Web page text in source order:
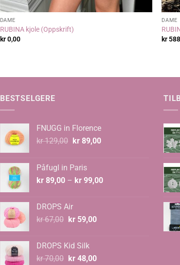
DAME
RUBINA kjole (Oppskrift)
kr0,00
DAME
kr
BESTSELGERE
FNUGG in Florence
kr129,00 Opprinnelig
kr 129,00.
kr89,00Nåværende
Påfugl in Paris
kr 89,00 – kr 99,00Prisområde:
DROPS Air
kr67,00 Opprinnelig
kr 67,00.
kr59,00Nåværende
DROPS Kid Silk
kr70,00 Opprinnelig
kr48,00Nåværende